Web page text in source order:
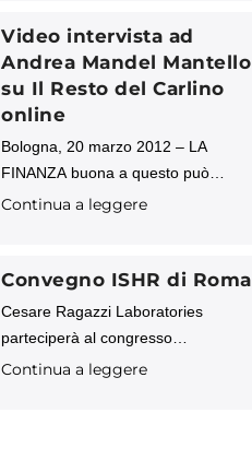
off line, di Cesare Ragazzi
Video intervista ad
Andrea Mandel Mantello
su Il Resto del Carlino
online
Bologna, 20 marzo 2012 – LA
FINANZA buona a questo può
servire: a trasformare la nomea di
mercato
Continua a leggere
Convegno ISHR di Roma
Cesare Ragazzi Laboratories
parteciperà al congresso
internazionale organizzato dalla
Continua a leggere